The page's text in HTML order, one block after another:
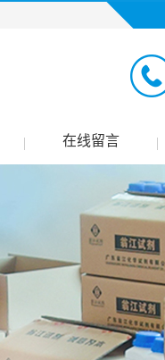
在线留言